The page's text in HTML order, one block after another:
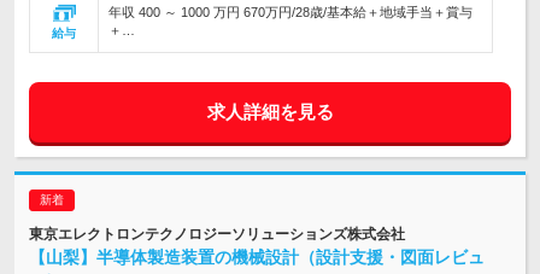
給与
年収 400 ～ 1000 万円 670万円/28歳/基本給＋地域手当＋賞与
＋…
求人詳細を見る
東京エレクトロンテクノロジーソリューションズ株式会社
【山梨】半導体製造装置の機械設計（設計支援・図面レビュ